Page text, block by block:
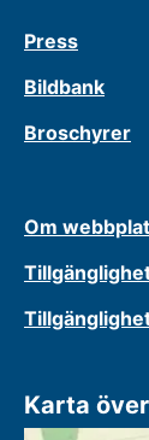
Press
Bildbank
Broschyrer
Om
Karta